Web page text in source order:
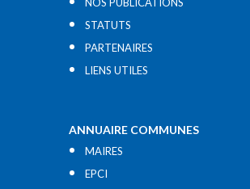
NOS PUBLICATIONS
STATUTS
PARTENAIRES
LIENS UTILES​
ANNUAIRE COMMUNES
MAIRES
EPCI